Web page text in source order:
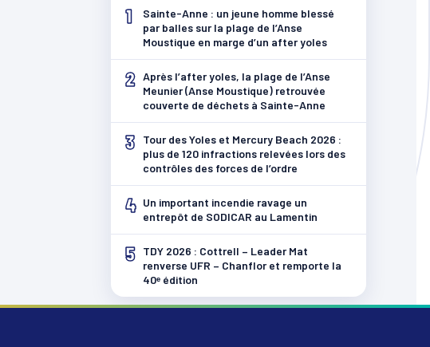
1
Sainte-Anne : un jeune homme blessé
par balles sur la plage de l’Anse
Moustique en marge d’un after yoles
2 Après l’after yoles, la plage de l’Anse
Meunier (Anse Moustique) retrouvée
couverte de déchets à Sainte-Anne
3
Tour des Yoles et Mercury Beach 2026 :
plus de 120 infractions relevées lors des
contrôles des forces de l’ordre
4 Un important incendie ravage un
entrepôt de SODICAR au Lamentin
5
TDY 2026 : Cottrell – Leader Mat
renverse UFR – Chanflor et remporte la
40ᵉ édition